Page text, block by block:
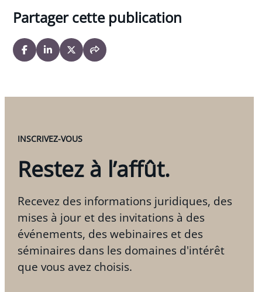
Partager cette publication
INSCRIVEZ-VOUS
Restez à l’affût.
Recevez des informations juridiques, des
mises à jour et des invitations à des
événements, des webinaires et des
séminaires dans les domaines d'intérêt
que vous avez choisis.